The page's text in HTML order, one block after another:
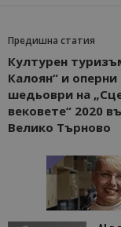
Предишна статия
Културен
Калоян“ и оперни
шедьоври на
вековете“ 2020
Велико Търново